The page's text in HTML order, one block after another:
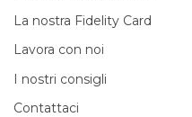
La nostra Fidelity Card
Lavora con noi
I nostri consigli
Contattaci